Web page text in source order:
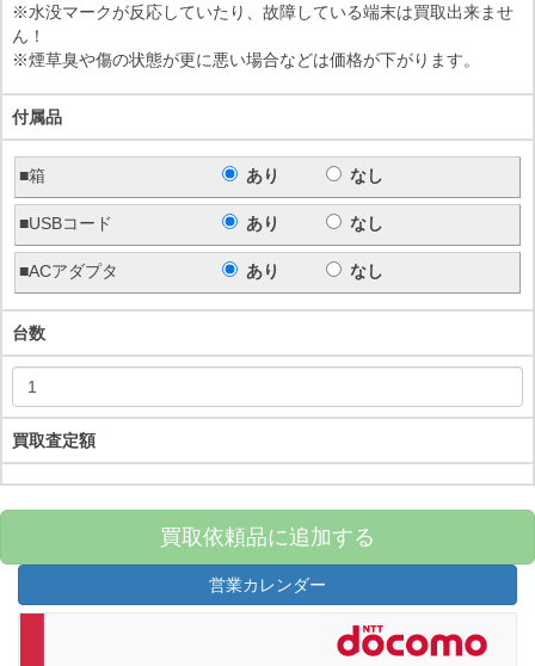
※水没マークが反応していたり、故障している端末は買取出来ませ
ん！
※煙草臭や傷の状態が更に悪い場合などは価格が下がります。
付属品
■箱 あり なし
■USBコード あり なし
■ACアダプタ あり なし
台数
買取査定額
買取依頼品に追加する
営業カレンダー